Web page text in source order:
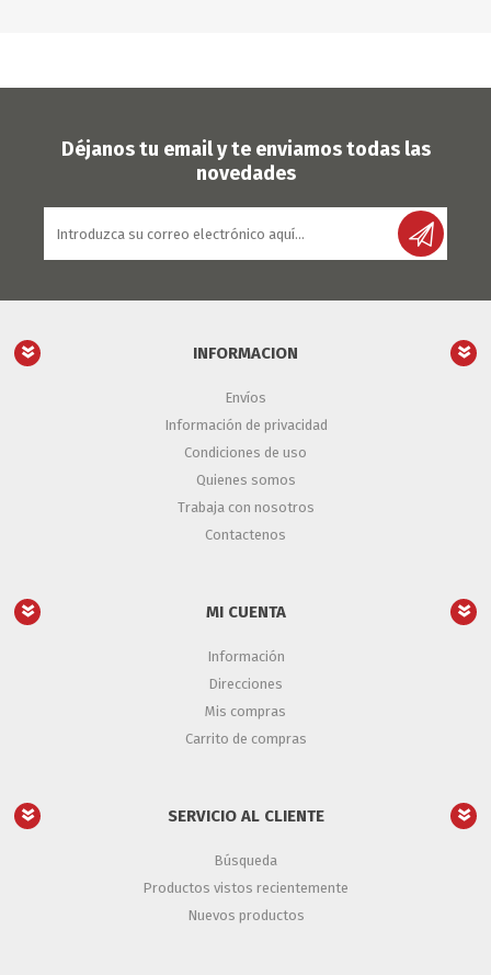
Déjanos tu email y te enviamos todas las
novedades
INFORMACION
Envíos
Información de privacidad
Condiciones de uso
Quienes somos
Trabaja con nosotros
Contactenos
MI CUENTA
Información
Direcciones
Mis compras
Carrito de compras
SERVICIO AL CLIENTE
Búsqueda
Productos vistos recientemente
Nuevos productos